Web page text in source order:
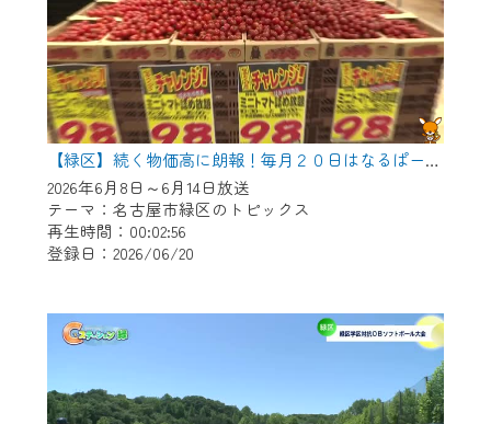
【緑区】続く物価高に朗報！毎月２０日はなるぱーくで野菜つめ放題！
2026年6月8日～6月14日放送
テーマ：名古屋市緑区のトピックス
再生時間：00:02:56
登録日：2026/06/20